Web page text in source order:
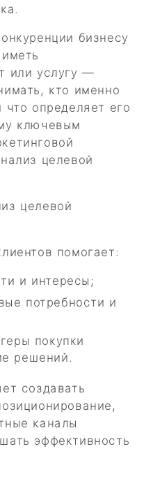
бизнесу
или услугу —
кто именно
что определяет его
ключевым
целевой
целевой
помогает:
и интересы;
потребности и
покупки
решений.
создавать
каналы
эффективность